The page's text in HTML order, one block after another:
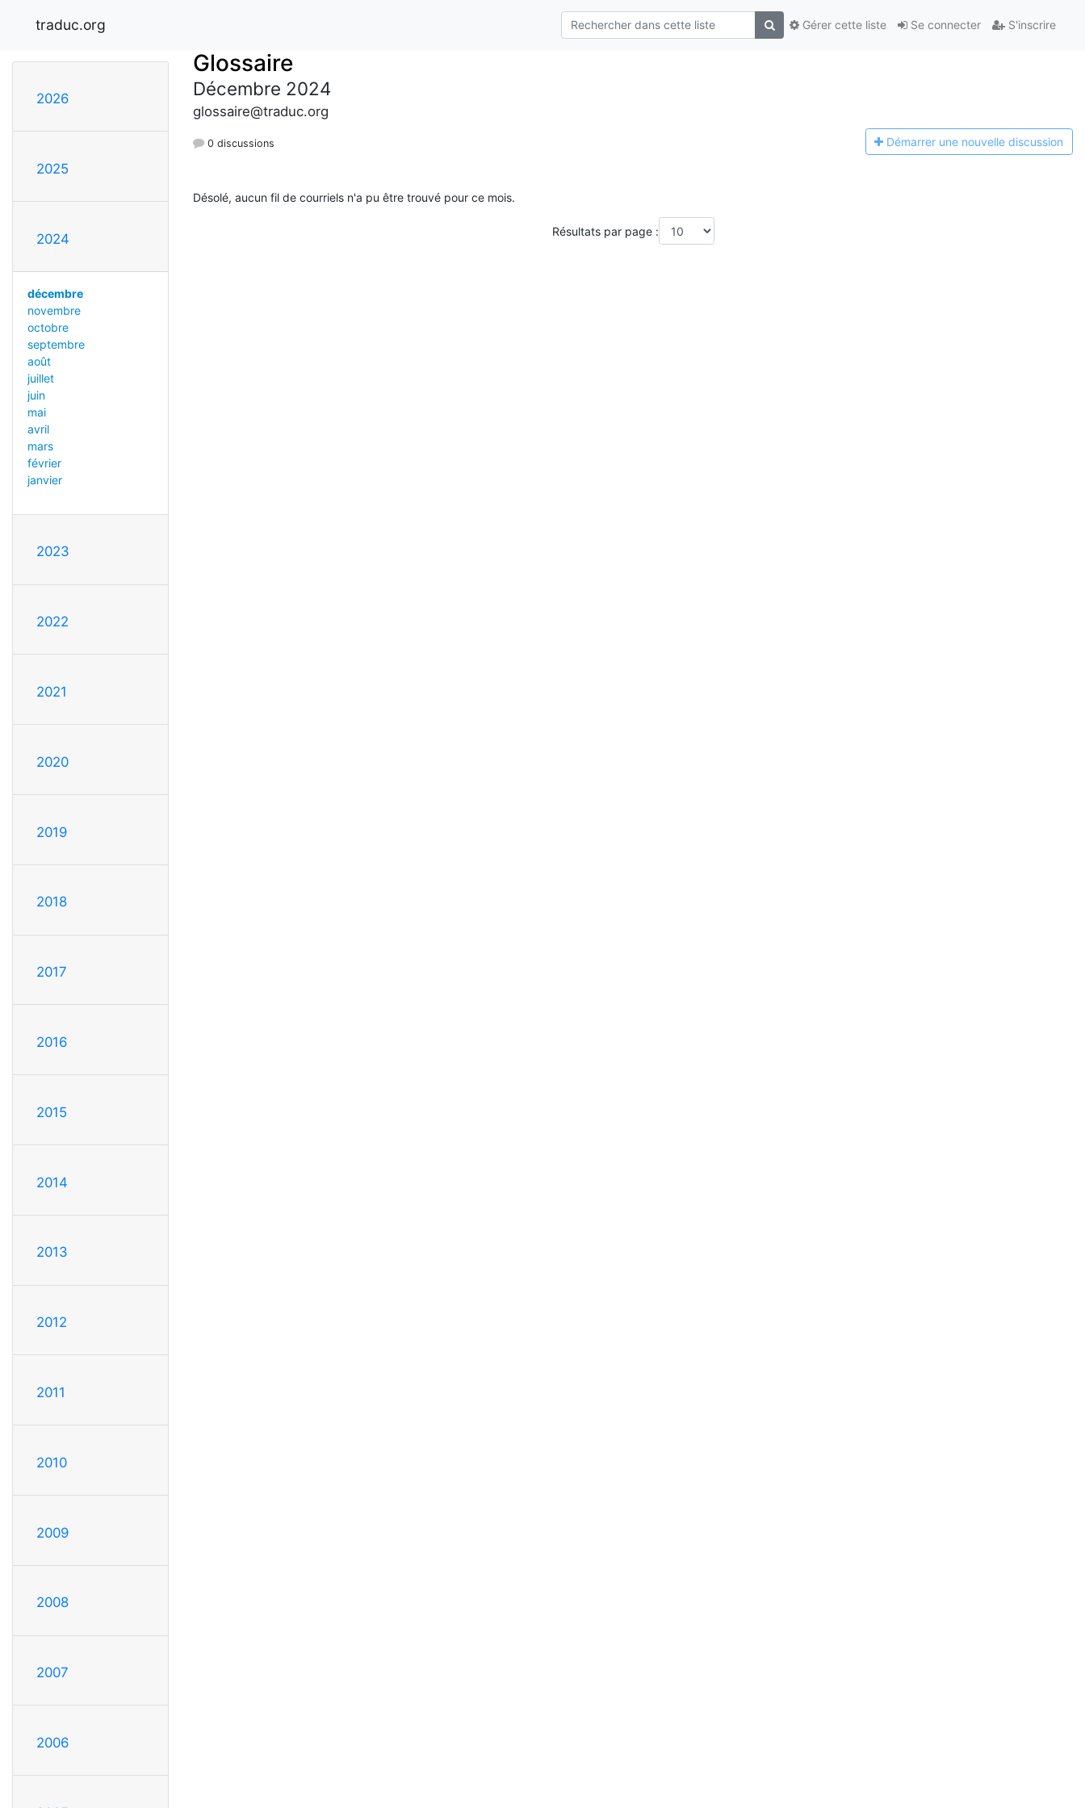
traduc.org Se connecter S'inscrire
Gérer cette liste
2026
2025
2024
décembre
novembre
octobre
septembre
août
juillet
juin
mai
avril
mars
février
janvier
2023
2022
2021
2020
2019
2018
2017
2016
2015
2014
2013
2012
2011
2010
2009
2008
2007
2006
Glossaire
Décembre 2024
glossaire@traduc.org
0 discussions Démarrer une nouvelle discussion
Désolé, aucun fil de courriels n'a pu être trouvé pour ce mois.
Résultats par page :